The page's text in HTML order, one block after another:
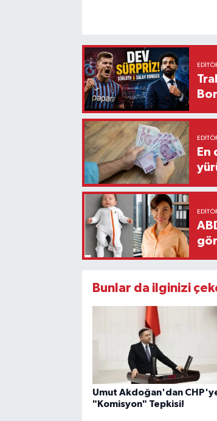
En
Bunlar da ilginizi
Umut Akdoğan'dan
"Komisyon" Tepkisi!